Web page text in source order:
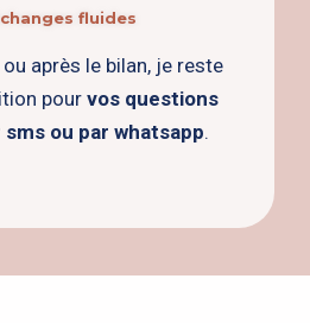
fluides
après le bilan, je reste
pourvos questions
sms ou par whatsapp.